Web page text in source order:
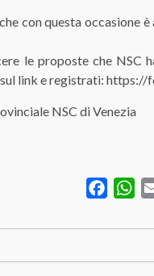
con questa occasione
le proposte che NSC
link e registrati:
NSC di Venezia